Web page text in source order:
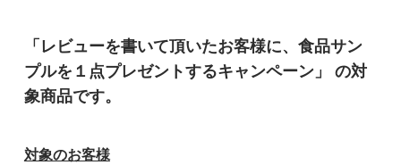
「レビューを書いて頂いたお客様に、食品サン
プルを１点プレゼントするキャンペーン」 の対
象商品です。
対象のお客様